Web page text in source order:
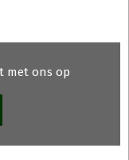
met ons op